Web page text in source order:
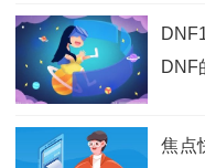
DNF
焦点